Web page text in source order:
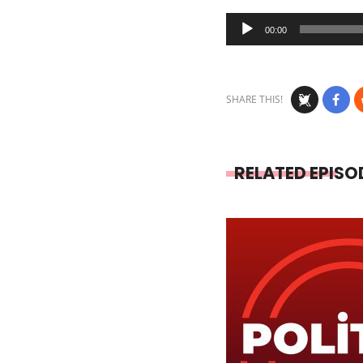
Audio
Player
00:00
SHARE THIS!
RELATED